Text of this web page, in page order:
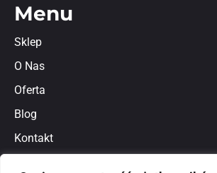
Menu
Sklep
O Nas
Oferta
Blog
Kontakt